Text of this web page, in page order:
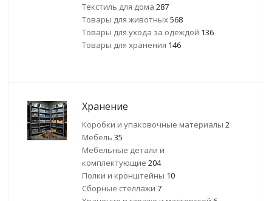
Текстиль для дома 287
Товары для животных568
Товары для ухода за одеждой 136
Товары для хранения 146
Хранение
Коробки и упаковочные материалы 2
Мебель 35
Мебельные детали и
комплектующие 204
Полки и кронштейны 10
Сборные стеллажи 7